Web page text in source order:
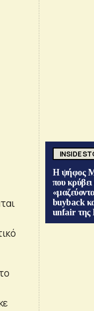
INSIDE
Η ψήφος
που
buyback
unfair της